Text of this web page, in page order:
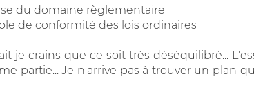
du domaine règlementaire
de conformité des lois ordinaires
je crains que ce soit très déséquilibré...
partie... Je n'arrive pas à trouver un plan